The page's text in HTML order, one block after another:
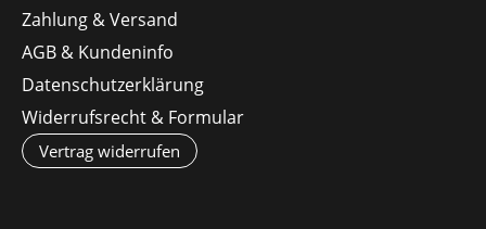
Zahlung & Versand
AGB & Kundeninfo
Datenschutzerklärung
Widerrufsrecht & Formular
Vertrag widerrufen